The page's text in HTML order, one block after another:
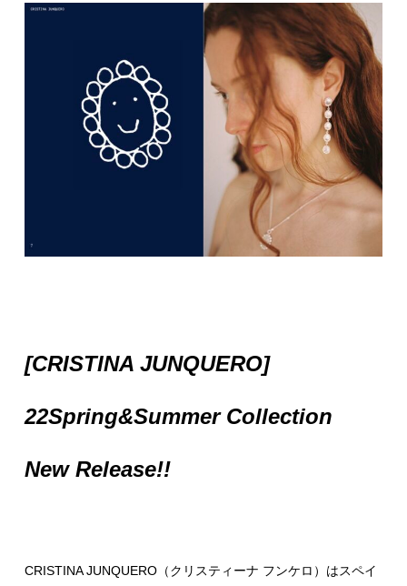
[CRISTINA JUNQUERO]
22Spring&Summer Collection
New Release!!
CRISTINA JUNQUERO（クリスティーナ フンケロ）はスペイ